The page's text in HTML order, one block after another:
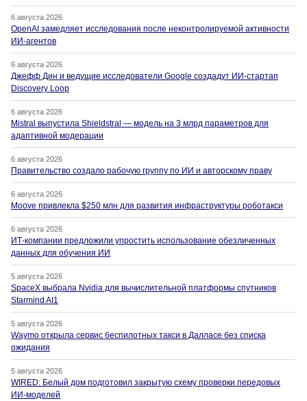
6 августа 2026
OpenAI замедляет исследования после неконтролируемой активности
ИИ-агентов
6 августа 2026
Джефф Дин и ведущие исследователи Google создадут ИИ-стартап
Discovery Loop
6 августа 2026
Mistral выпустила Shieldstral — модель на 3 млрд параметров для
адаптивной модерации
6 августа 2026
Правительство создало рабочую группу по ИИ и авторскому праву
6 августа 2026
Moove привлекла $250 млн для развития инфраструктуры роботакси
6 августа 2026
ИТ-компании предложили упростить использование обезличенных
данных для обучения ИИ
5 августа 2026
SpaceX выбрала Nvidia для вычислительной платформы спутников
Starmind AI1
5 августа 2026
Waymo открыла сервис беспилотных такси в Далласе без списка
ожидания
5 августа 2026
WIRED: Белый дом подготовил закрытую схему проверки передовых
ИИ-моделей